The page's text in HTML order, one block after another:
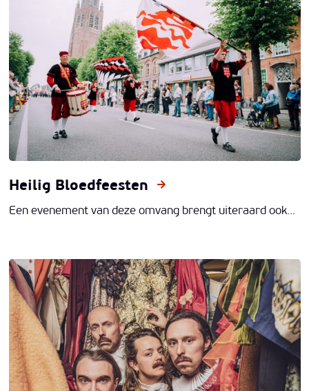
Heilig Bloedfeesten
Een evenement van deze omvang brengt uiteraard ook...